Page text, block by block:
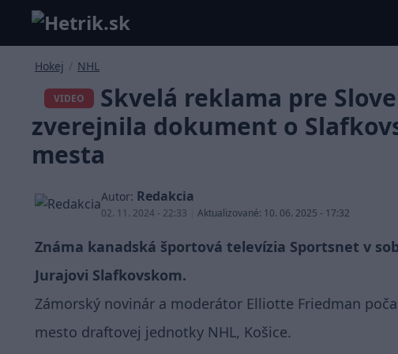
Hokej / NHL
VIDEO
Skvelá reklama pre
zverejnila dokument o
mesta
Autor: Redakcia
02. 11. 2024 - 22:33 Aktualizované: 10. 06. 2025 - 17:32
Známa kanadská športová televízia Sportsnet v
Jurajovi Slafkovskom.
Zámorský novinár a moderátor Elliotte Friedman
mesto draftovej jednotky NHL, Košice.